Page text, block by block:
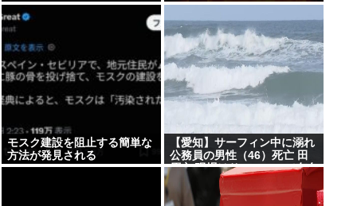
モスク建設を阻止する簡単な
方法が発見される
【愛知】サーフィン中に溺れ
公務員の男性（46）死亡 田
原市 現場はサーフィンで有名
なスポット